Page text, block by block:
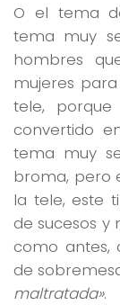
O el tema
tema muy
hombres
mujeres
tele,
convertido
tema muy
broma, pero
la tele, este
de sucesos y
como antes,
de
maltratada».